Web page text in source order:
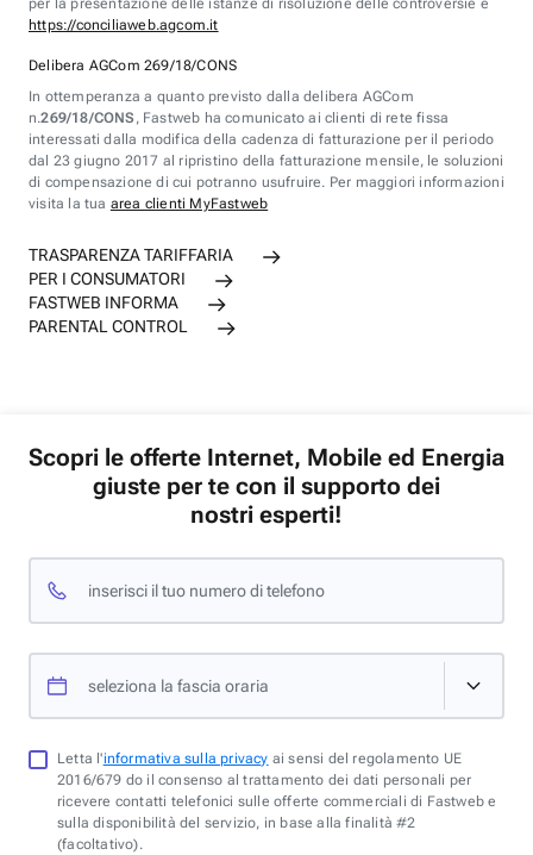
per la presentazione delle istanze di risoluzione delle controversie è
https://conciliaweb.agcom.it
Delibera AGCom 269/18/CONS
In ottemperanza a quanto previsto dalla delibera AGCom
n.269/18/CONS , Fastweb ha comunicato ai clienti di rete fissa
interessati dalla modifica della cadenza di fatturazione per il periodo
dal 23 giugno 2017 al ripristino della fatturazione mensile, le soluzioni
di compensazione di cui potranno usufruire. Per maggiori informazioni
visita la tua area clienti MyFastweb
TRASPARENZA TARIFFARIA
PER I CONSUMATORI
FASTWEB INFORMA
PARENTAL CONTROL
Scopri le offerte Internet, Mobile ed Energia
giuste per te con il supporto dei
nostri esperti!
inserisci il tuo numero di telefono
seleziona la fascia oraria
Letta l'informativa sulla privacy ai sensi del regolamento UE
2016/679 do il consenso al trattamento dei dati personali per
ricevere contatti telefonici sulle offerte commerciali di Fastweb e
sulla disponibilità del servizio, in base alla finalità #2
(facoltativo).